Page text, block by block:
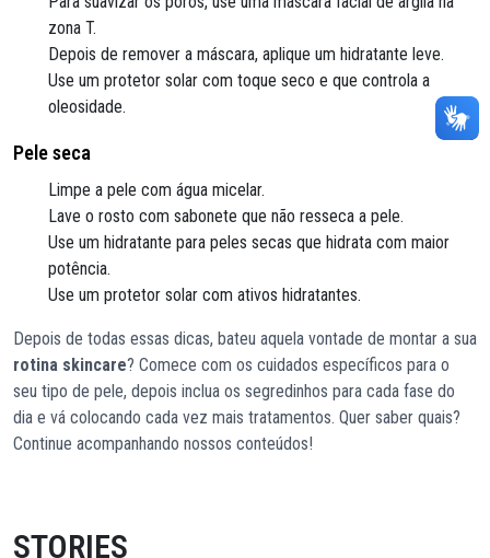
zona T.
Depois de remover a máscara, aplique um hidratante leve.
Use um protetor solar com toque seco e que controla a
oleosidade.
Pele seca
Limpe a pele com água micelar.
Lave o rosto com sabonete que não resseca a pele.
Use um hidratante para peles secas que hidrata com maior
potência.
Use um protetor solar com ativos hidratantes.
Depois de todas essas dicas, bateu aquela vontade de montar a sua
rotina skincare? Comece com os cuidados específicos para o
seu tipo de pele, depois inclua os segredinhos para cada fase do
dia e vá colocando cada vez mais tratamentos. Quer saber quais?
Continue acompanhando nossos conteúdos!
STORIES